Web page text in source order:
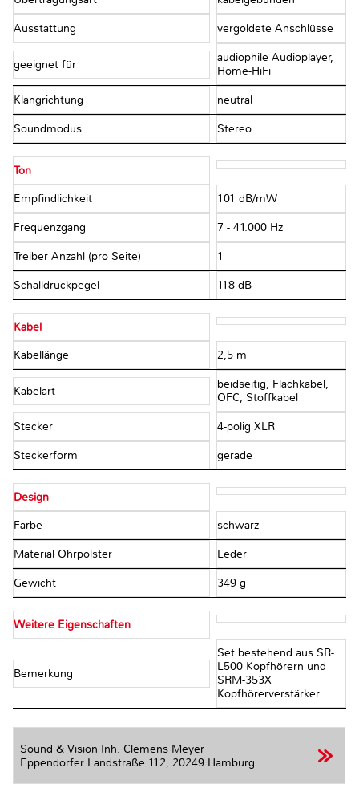
Ausstattung vergoldete Anschlüsse
geeignet für
audiophile Audioplayer,
Home-HiFi
Klangrichtung neutral
Soundmodus Stereo
Ton
Empfindlichkeit 101 dB/mW
Frequenzgang 7 - 41.000 Hz
Treiber Anzahl (pro Seite) 1
Schalldruckpegel 118 dB
Kabel
Kabellänge 2,5 m
Kabelart
beidseitig, Flachkabel,
OFC, Stoffkabel
Stecker 4-polig XLR
Steckerform gerade
Design
Farbe schwarz
Material Ohrpolster Leder
Gewicht 349 g
Weitere Eigenschaften
Bemerkung
Set bestehend aus SR-
L500 Kopfhörern und
SRM-353X
Kopfhörerverstärker
Sound & Vision Inh. Clemens Meyer
Eppendorfer Landstraße 112, 20249 Hamburg